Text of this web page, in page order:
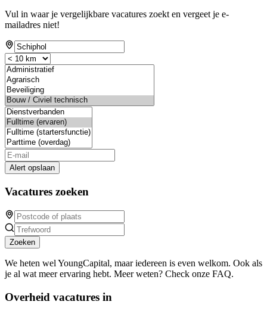
Vul in waar je vergelijkbare vacatures zoekt en vergeet je e-
mailadres niet!
Alert opslaan
Vacatures zoeken
Zoeken
We heten wel YoungCapital, maar iedereen is even welkom. Ook als
je al wat meer ervaring hebt. Meer weten? Check onze FAQ.
Overheid vacatures in